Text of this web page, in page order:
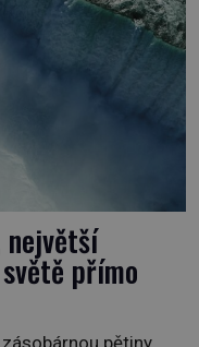
největší
přímo
pětiny